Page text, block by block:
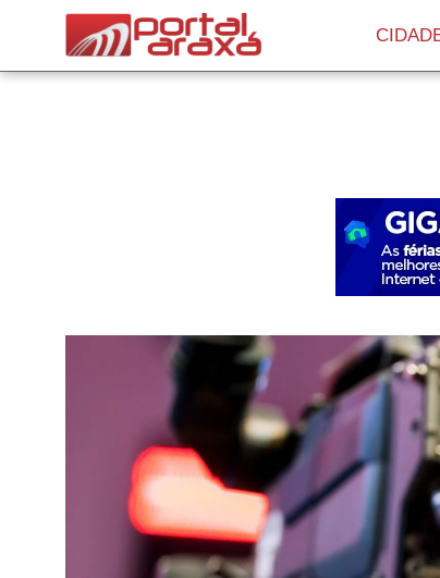
: Invalid argument supplied for foreach() in/